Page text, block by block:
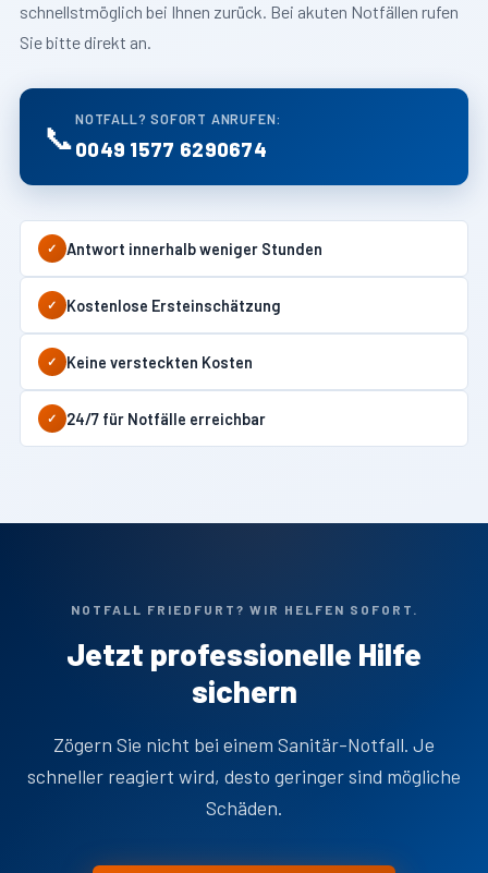
schnellstmöglich bei Ihnen zurück. Bei akuten Notfällen rufen
Sie bitte direkt an.
📞 NOTFALL? SOFORT ANRUFEN:
0049 1577 6290674
✓ Antwort innerhalb weniger Stunden
✓ Kostenlose Ersteinschätzung
✓ Keine versteckten Kosten
✓ 24/7 für Notfälle erreichbar
NOTFALL FRIEDFURT? WIR HELFEN SOFORT.
Jetzt professionelle Hilfe
sichern
Zögern Sie nicht bei einem Sanitär-Notfall. Je
schneller reagiert wird, desto geringer sind mögliche
Schäden.